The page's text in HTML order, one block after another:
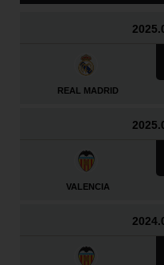
REAL MADRID
VALENCIA